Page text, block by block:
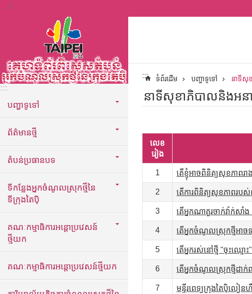
ទៅកាន់មាតិកាប្លុកមាតិកាសំខាន់
:::
:::
បញ្ហាទូទៅ
ព័ត៌មានថ្មី
តំបន់ប្រធានបទ
ទីកន្លែងអ្នកចំណូលស្រុកថ្មីនៃ
ទីក្រុងតៃប៉ិ
គណៈកម្មាធិការអន្តោប្រវេសន៍
ថ្មីយក
គណៈកម្មាធិការអន្តោប្រវេសន៍ថ្មីយក
::: ទំព័រដើម បញ្ហាទូទៅ នាទីសុ
នាទីសុខាភិបាលនិងអ
លេខ
រៀង
1 តើខ្ញុំអាចពិនិត្យសុខភាព
2 តើការពិនិត្យសុខភាពរប
3 តើអ្នកណាគួរចាក់វ៉ាក់សាំង
4 តើអ្នកចំណូលស្រុកថ្មីអាច
5 តើអ្នករស់នៅថ្មី "ចុះឈ្ម
6 តើអ្នកចំណូលស្រុកថ្មីដាក់ព
7 មន្ទីរពេទ្យក្រុងតៃប៉ិលៀនហឺ